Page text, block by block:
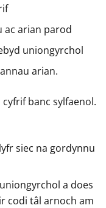
ac arian parod
uniongyrchol
arian.
banc sylfaenol.
siec na gordynnu
a does
codi tâl arnoch am